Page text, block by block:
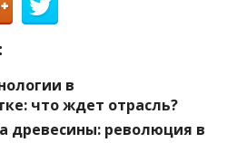
в
что ждет отрасль?
древесины: революция в